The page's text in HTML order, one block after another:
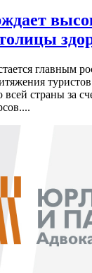
главным
всей страны за